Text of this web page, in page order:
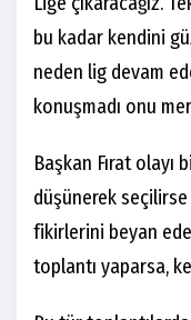
bu kadar kendini
neden lig devam
konuşmadı onu
Başkan Fırat
düşünerek
fikirlerini beyan
toplantı yaparsa,